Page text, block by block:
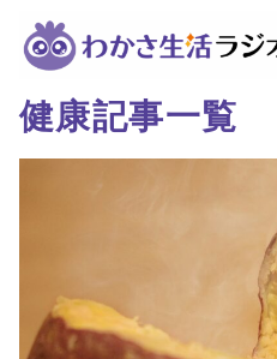
健康記事一覧